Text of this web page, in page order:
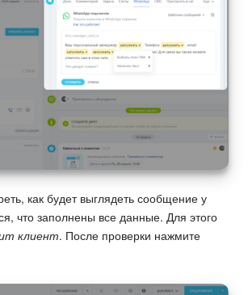
как будет выглядеть сообщение у
что заполнены все данные. Для этого
клиент. После проверки нажмите